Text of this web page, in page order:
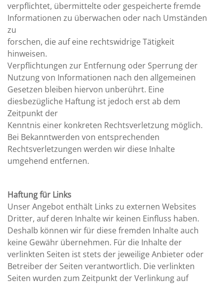
verpflichtet, übermittelte oder gespeicherte fremde
Informationen zu überwachen oder nach Umständen
zu
forschen, die auf eine rechtswidrige Tätigkeit
hinweisen.
Verpflichtungen zur Entfernung oder Sperrung der
Nutzung von Informationen nach den allgemeinen
Gesetzen bleiben hiervon unberührt. Eine
diesbezügliche Haftung ist jedoch erst ab dem
Zeitpunkt der
Kenntnis einer konkreten Rechtsverletzung möglich.
Bei Bekanntwerden von entsprechenden
Rechtsverletzungen werden wir diese Inhalte
umgehend entfernen.
Haftung für Links
Unser Angebot enthält Links zu externen Websites
Dritter, auf deren Inhalte wir keinen Einfluss haben.
Deshalb können wir für diese fremden Inhalte auch
keine Gewähr übernehmen. Für die Inhalte der
verlinkten Seiten ist stets der jeweilige Anbieter oder
Betreiber der Seiten verantwortlich. Die verlinkten
Seiten wurden zum Zeitpunkt der Verlinkung auf